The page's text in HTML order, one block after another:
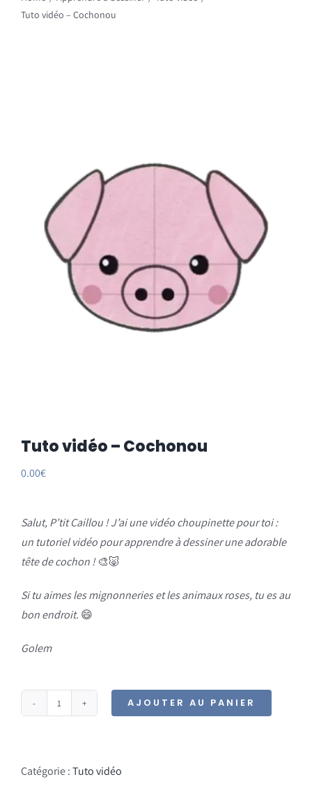
Rechercher:
Tuto vidéo – Cochonou
Tuto vidéo – Cochonou
0.00€
Salut, P’tit Caillou ! J’ai une vidéo choupinette pour toi :
un tutoriel vidéo pour apprendre à dessiner une adorable
tête de cochon !🎨🐷
Si tu aimes les mignonneries et les animaux roses, tu es au
bon endroit. 😄
Golem
quantité
vidéo
AJOUTER AU PANIER
Catégorie :Tuto vidéo